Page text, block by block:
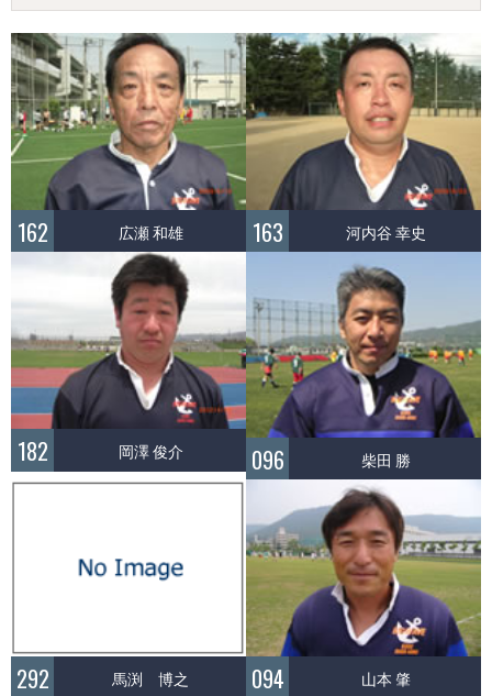
162 広瀬 和雄 163 河内谷 幸史
182 岡澤 俊介 096 柴田 勝
292 馬渕 博之 094 山本 肇